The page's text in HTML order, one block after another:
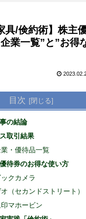
具/倹約術】株主
業一覧”と”お得
目次
の結論
取引結果
・優待品一覧
待券のお得な使い方
ックカメラ
（セカンドストリート）
マホービン